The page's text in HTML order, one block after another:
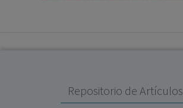
Repositorio de Artículos